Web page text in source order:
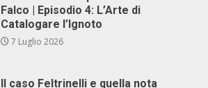
Falco | Episodio 4: L’Arte di
Catalogare l’Ignoto
7 Luglio 2026
Il caso Feltrinelli e quella nota